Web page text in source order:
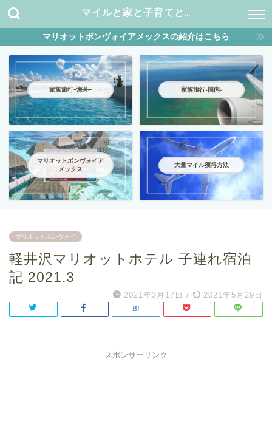
マイルと家と子育てと…
マリオットボンヴォイアメックスの紹介はこちら
家族旅行ｰ海外ｰ 家族旅行-国内-
マリオットボンヴォイア
メックス
大量マイル獲得方法
マリオットボンヴォイ
軽井沢マリオットホテル 子連れ宿泊
記 2021.3
2021年3月17日 / 2021年5月29日
スポンサーリンク